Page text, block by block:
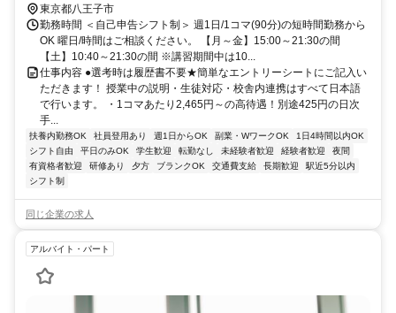
東京都八王子市
勤務時間 ＜自己申告シフト制＞ 週1日/1コマ(90分)の短時間勤務から
OK 曜日/時間はご相談ください。 【月～金】15:00～21:30の間
【土】10:40～21:30の間 ※講習期間中は10...
仕事内容 ●選考時は履歴書不要★簡単なエントリーシートにご記入い
ただきます！ 授業中の説明・生徒対応・校舎内連携はすべて日本語
で行います。 ・1コマあたり2,465円～の高待遇！別途425円の日次
手...
扶養内勤務OK 社員登用あり 週1日からOK 副業・WワークOK
1日4時間以内OK
シフト自由
平日のみOK 学生歓迎 転勤なし 未経験者歓迎 経験者歓迎
夜間
有資格者歓迎
研修あり 夕方 ブランクOK 交通費支給 長期歓迎
駅近5分以内
シフト制
同じ企業の求人
アルバイト・パート